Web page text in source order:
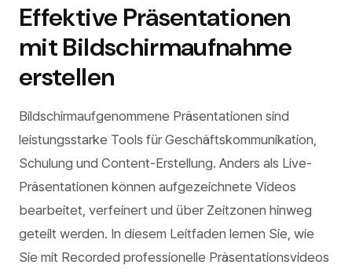
Effektive Präsentationen
mit Bildschirmaufnahme
erstellen
Bildschirmaufgenommene Präsentationen sind
leistungsstarke Tools für Geschäftskommunikation,
Schulung und Content-Erstellung. Anders als Live-
Präsentationen können aufgezeichnete Videos
bearbeitet, verfeinert und über Zeitzonen hinweg
geteilt werden. In diesem Leitfaden lernen Sie, wie
Sie mit Recorded professionelle Präsentationsvideos